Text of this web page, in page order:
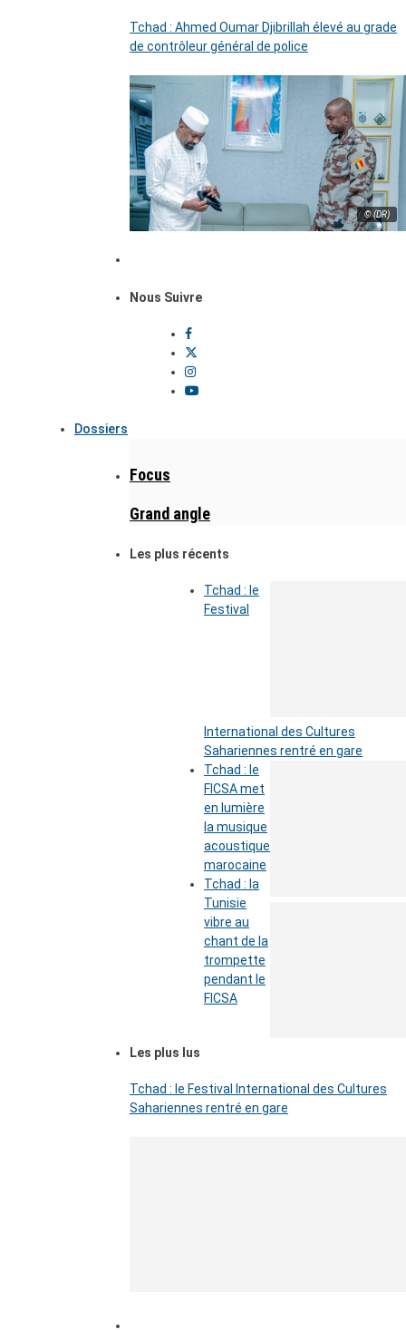
Tchad : Ahmed Oumar Djibrillah élevé au grade
de contrôleur général de police
© (DR)
Nous Suivre
Dossiers
Focus
Grand angle
Les plus récents
Tchad : le
Festival
International des Cultures
Sahariennes rentré en gare
Tchad : le
FICSA met
en lumière
la musique
acoustique
marocaine
Tchad : la
Tunisie
vibre au
chant de la
trompette
pendant le
FICSA
Les plus lus
Tchad : le Festival International des Cultures
Sahariennes rentré en gare